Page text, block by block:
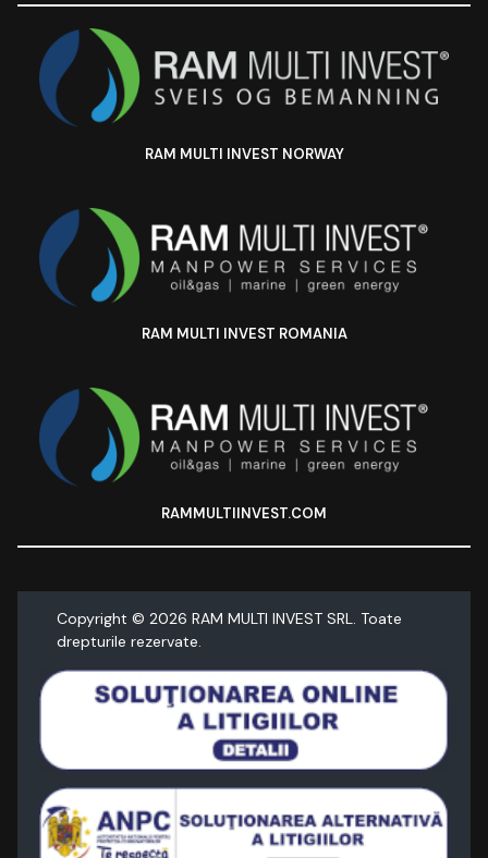
RAM MULTI INVEST NORWAY
RAM MULTI INVEST ROMANIA
RAMMULTIINVEST.COM
Copyright © 2026 RAM MULTI INVEST SRL. Toate
drepturile rezervate.